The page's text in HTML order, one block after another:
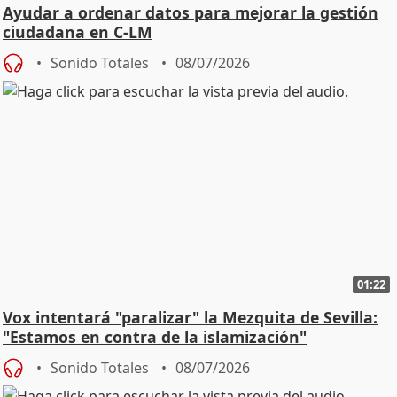
Ayudar a ordenar datos para mejorar la gestión
ciudadana en C-LM
Sonido Totales 08/07/2026
01:22
Vox intentará "paralizar" la Mezquita de Sevilla:
"Estamos en contra de la islamización"
Sonido Totales 08/07/2026